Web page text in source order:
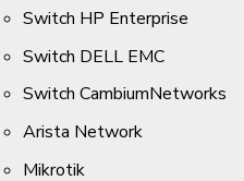
Switch HP Enterprise
Switch DELL EMC
Switch CambiumNetworks
Arista Network
Mikrotik